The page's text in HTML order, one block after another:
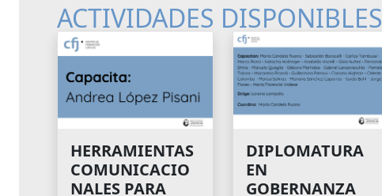
ACTIVIDADES DISPONIBLES
HERRAMIENTAS
COMUNICACIO
NALES PARA
DIPLOMATURA
EN
GOBERNANZA